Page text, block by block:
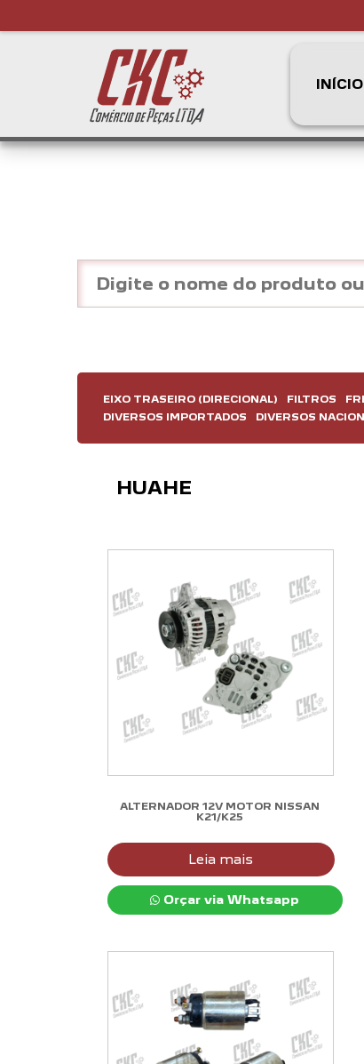
INÍCIO
EIXO TRASEIRO (DIRECIONAL) FILTROS
DIVERSOS IMPORTADOS
DIVERSOS
HUAHE
ALTERNADOR 12V MOTOR NISSAN
K21/K25
Leia mais
Orçar via Whatsapp